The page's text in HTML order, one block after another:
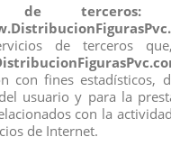
de terceros:
de terceros
con fines estadísticos,
usuario y para la
con la
de Internet.